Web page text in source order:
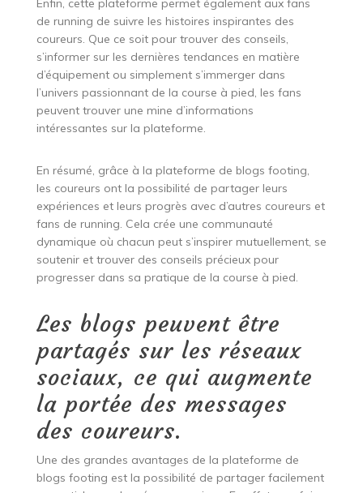
Enfin, cette plateforme permet également aux fans
de running de suivre les histoires inspirantes des
coureurs. Que ce soit pour trouver des conseils,
s’informer sur les dernières tendances en matière
d’équipement ou simplement s’immerger dans
l’univers passionnant de la course à pied, les fans
peuvent trouver une mine d’informations
intéressantes sur la plateforme.
En résumé, grâce à la plateforme de blogs footing,
les coureurs ont la possibilité de partager leurs
expériences et leurs progrès avec d’autres coureurs et
fans de running. Cela crée une communauté
dynamique où chacun peut s’inspirer mutuellement, se
soutenir et trouver des conseils précieux pour
progresser dans sa pratique de la course à pied.
Les blogs peuvent être
partagés sur les réseaux
sociaux, ce qui augmente
la portée des messages
des coureurs.
Une des grandes avantages de la plateforme de
blogs footing est la possibilité de partager facilement